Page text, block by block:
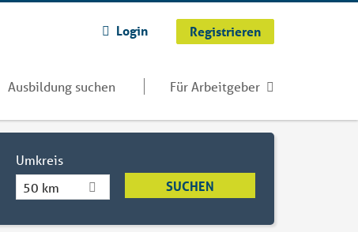
Login Registrieren
Ausbildung suchen Für Arbeitgeber
Umkreis
50 km